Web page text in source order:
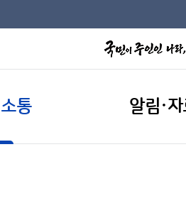
통 알림·